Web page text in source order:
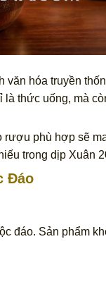
hóa truyền
thức uống, mà
phù hợp sẽ
trong dịp Xuân
Đáo
đáo. Sản phẩm